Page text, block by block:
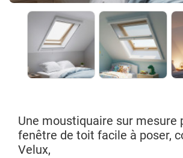
Une moustiquaire sur mesure
fenêtre de toit facile à poser,
Velux,